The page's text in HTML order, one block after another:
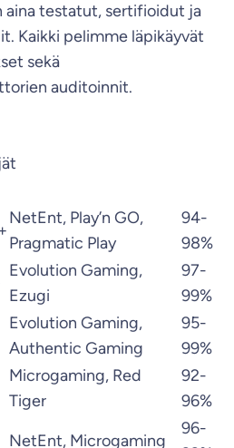
aina testatut, sertifioidut ja
Kaikki pelimme läpikäyvät
sekä
auditoinnit.
NetEnt, Play’n GO,
Pragmatic Play
94-
98%
Evolution Gaming,
Ezugi
97-
99%
Evolution Gaming,
Authentic Gaming
95-
99%
Microgaming, Red
Tiger
92-
96%
NetEnt, Microgaming
96-